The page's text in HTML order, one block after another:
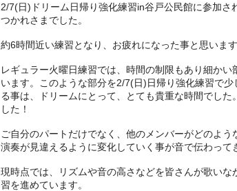
2/7(日) ドリーム日帰り強化練習in谷戸公民館に参加さ
つかれさまでした。
約6時間近い練習となり、お疲れになった事と思います
レギュラー火曜日練習では、 時間の制限もあり細かい
います。
このような部分を2/7(日)日帰り強化練習で
る事は、
ドリームにとって、とても貴重な時間でした
した！
ご自分のパートだけでなく、 他のメンバーがどのよう
演奏が見違えるように変化していく事が音で伝わって
現時点では、 リズムや音の高さなどを皆さんが歌いな
習を進めています。